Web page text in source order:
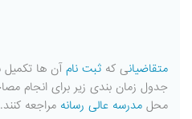
متقاضیانی که ثبت نامآن ها
جدول زمان بندی زیر برای انجام
محل مدرسه عالی رسانه مراجعه کنند.